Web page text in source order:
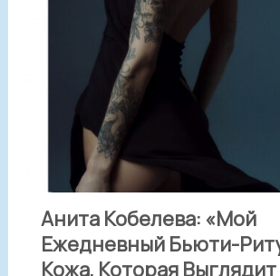
Анита Кобелева: «Мой
Ежедневный Бьюти-
Кожа, Которая Выглядит